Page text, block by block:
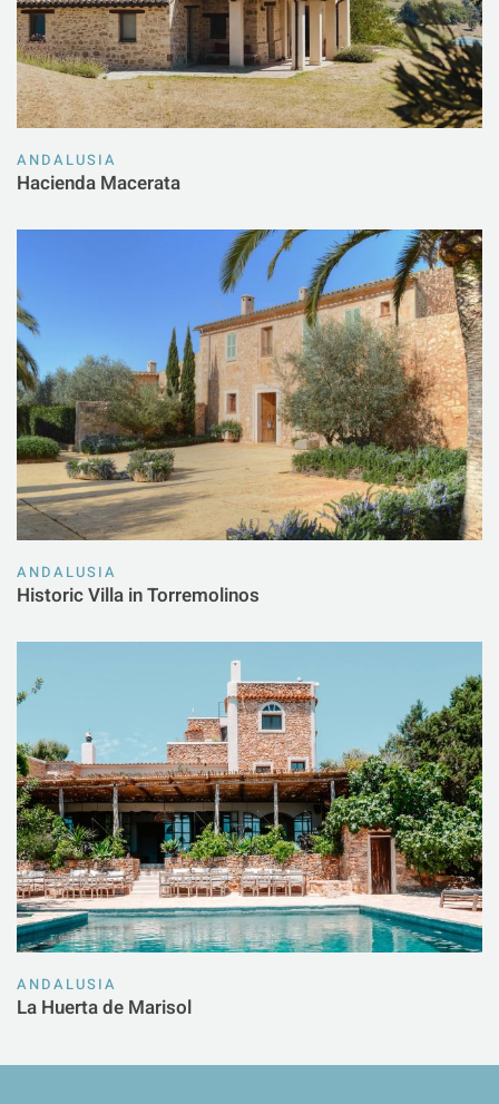
ANDALUSIA
Hacienda Macerata
ANDALUSIA
Historic Villa in Torremolinos
ANDALUSIA
La Huerta de Marisol